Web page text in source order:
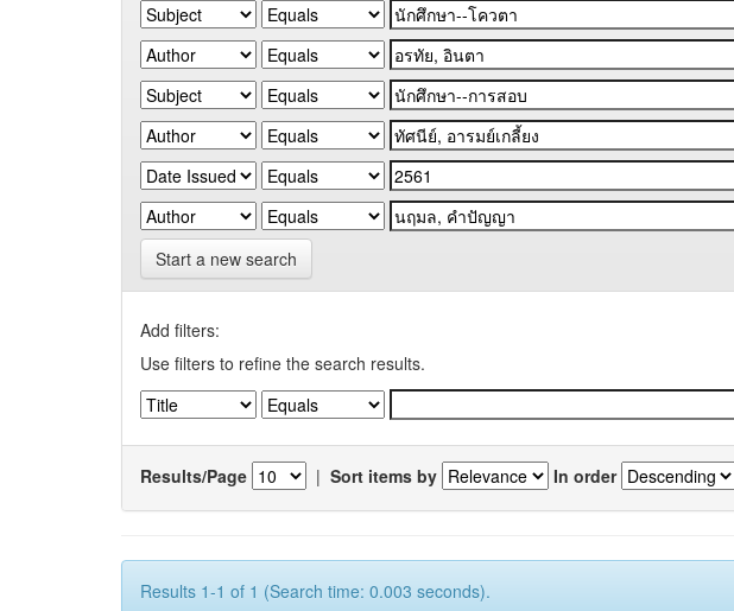
Start a new search
Add filters:
Use filters to refine the search results.
Results/Page | Sort items by In order
Results 1-1 of 1 (Search time: 0.003 seconds).